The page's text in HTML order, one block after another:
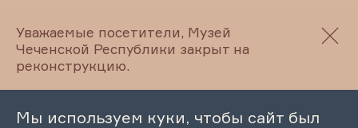
Айдамирова»
Уважаемые посетители, Музей
Чеченской Республики закрыт на
реконструкцию.
Мы используем куки, чтобы сайт был